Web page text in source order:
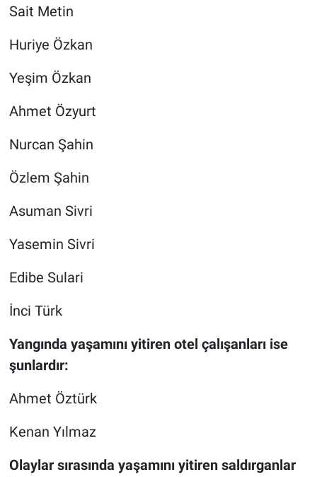
Sait Metin
Huriye Özkan
Yeşim Özkan
Ahmet Özyurt
Nurcan Şahin
Özlem Şahin
Asuman Sivri
Yasemin Sivri
Edibe Sulari
İnci Türk
Yangında yaşamını yitiren otel çalışanları ise
şunlardır:
Ahmet Öztürk
Kenan Yılmaz
Olaylar sırasında yaşamını yitiren saldırganlar